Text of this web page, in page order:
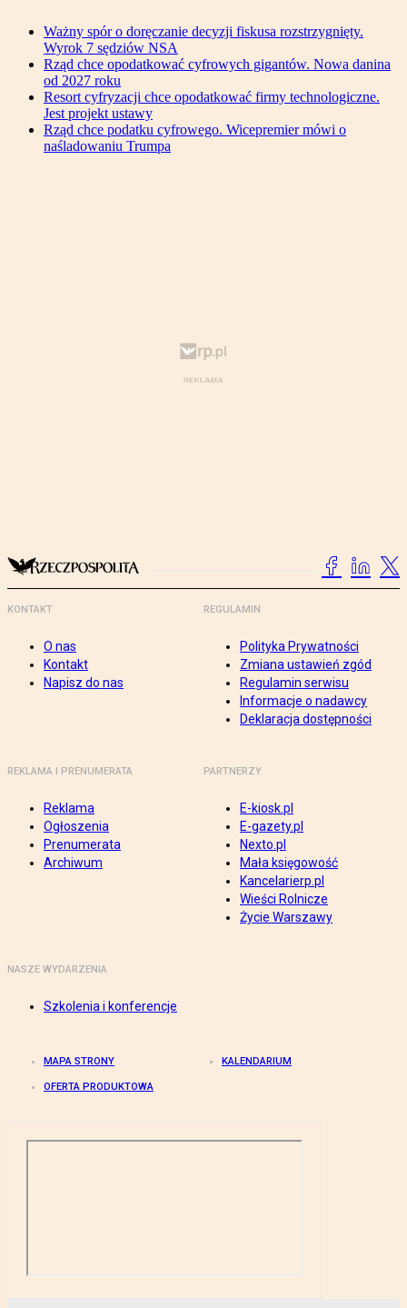
Ważny spór o doręczanie decyzji fiskusa rozstrzygnięty.
Wyrok 7 sędziów NSA
Rząd chce opodatkować cyfrowych gigantów. Nowa danina
od 2027 roku
Resort cyfryzacji chce opodatkować firmy technologiczne.
Jest projekt ustawy
Rząd chce podatku cyfrowego. Wicepremier mówi o
naśladowaniu Trumpa
KONTAKT
O nas
Kontakt
Napisz do nas
REGULAMIN
Polityka Prywatności
Zmiana ustawień zgód
Regulamin serwisu
Informacje o nadawcy
Deklaracja dostępności
REKLAMA I PRENUMERATA
Reklama
Ogłoszenia
Prenumerata
Archiwum
PARTNERZY
E-kiosk.pl
E-gazety.pl
Nexto.pl
Mała księgowość
Kancelarierp.pl
Wieści Rolnicze
Życie Warszawy
NASZE WYDARZENIA
Szkolenia i konferencje
MAPA STRONY KALENDARIUM
OFERTA PRODUKTOWA